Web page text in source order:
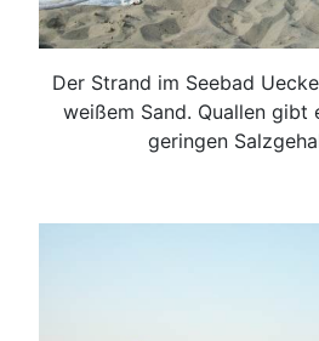
Der Strand im Seebad
weißem Sand. Quallen gibt
geringen